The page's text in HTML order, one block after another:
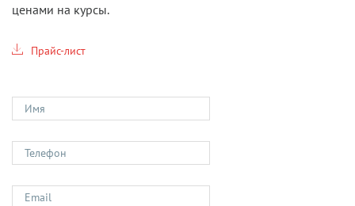
ценами на курсы.
Прайс-лист